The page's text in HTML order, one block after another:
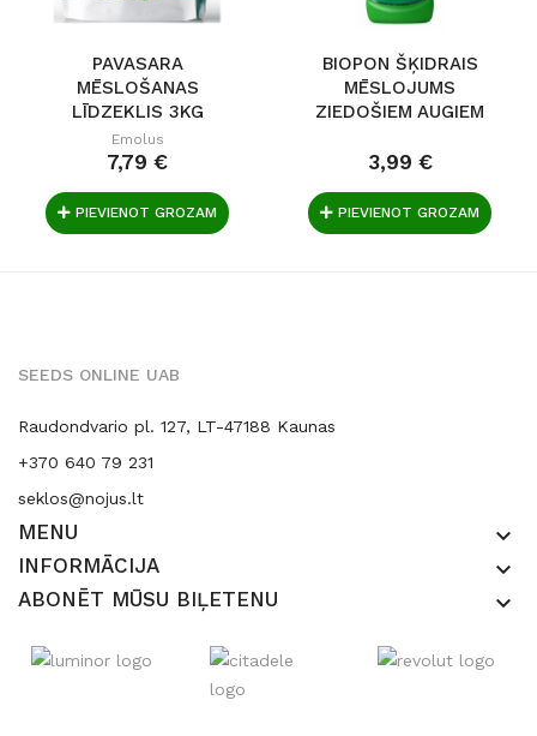
PAVASARA
MĒSLOŠANAS
LĪDZEKLIS 3KG
Emolus
7,79 €
PIEVIENOT GROZAM
BIOPON ŠĶIDRAIS
MĒSLOJUMS
ZIEDOŠIEM AUGIEM
3,99 €
PIEVIENOT GROZAM
SEEDS ONLINE UAB
Raudondvario pl. 127, LT-47188 Kaunas
+370 640 79 231
seklos@nojus.lt
MENU keyboard_arrow_down
INFORMĀCIJA keyboard_arrow_down
ABONĒT MŪSU BIĻETENU keyboard_arrow_down